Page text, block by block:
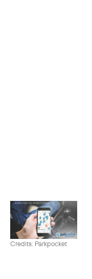
Credits: Parkpocket